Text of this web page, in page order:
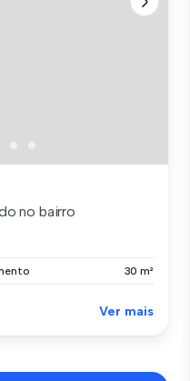
no bairro
30 m²
Ver mais